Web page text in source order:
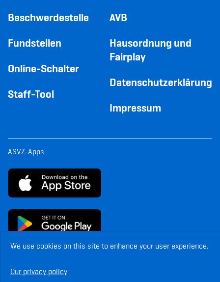
We use cookies on this site to enhance your user experience.
Our privacy policy
Beschwerdestelle
Fundstellen
Online-Schalter
Staff-Tool
AVB
Hausordnung und
Fairplay
Datenschutzerklärung
Impressum
ASVZ-Apps
© Copyright ASVZ. All rights reserved.